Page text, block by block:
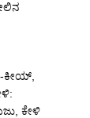
ಕೀಯ್,
ಕೇಳಿ